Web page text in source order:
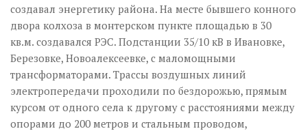
создавал энергетику района. На месте бывшего конного
двора колхоза в монтерском пункте площадью в 30
кв.м. создавался РЭС. Подстанции 35/10 кВ в Ивановке,
Березовке, Новоалексеевке, с маломощными
трансформаторами. Трассы воздушных линий
электропередачи проходили по бездорожью, прямым
курсом от одного села к другому с расстояниями между
опорами до 200 метров и стальным проводом,